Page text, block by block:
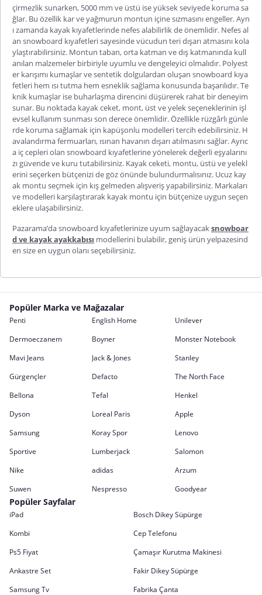
çirmezlik sunarken, 5000 mm ve üstü ise yüksek seviyede koruma sa
ğlar. Bu özellik kar ve yağmurun montun içine sızmasını engeller. Ayn
ı zamanda kayak kıyafetlerinde nefes alabilirlik de önemlidir. Nefes al
an snowboard kıyafetleri sayesinde vücudun teri dışarı atmasını kola
ylaştırabilirsiniz. Montun taban, orta katman ve dış katmanında kull
anılan malzemeler birbiriyle uyumlu ve dengeleyici olmalıdır. Polyest
er karışımı kumaşlar ve sentetik dolgulardan oluşan snowboard kıya
fetleri hem ısı tutma hem esneklik sağlama konusunda başarılıdır. Te
knik kumaşlar ise buharlaşma direncini düşürerek rahat bir deneyim
sunar. Bu noktada kayak ceket, mont, üst ve yelek seçeneklerinin işl
evsel kullanım sunması son derece önemlidir. Özellikle rüzgârlı günle
rde koruma sağlamak için kapüşonlu modelleri tercih edebilirsiniz. H
avalandırma fermuarları, ısınan havanın dışarı atılmasını sağlar. Ayrıc
a iç cepleri olan snowboard kıyafetlerine yönelerek değerli eşyalarını
zı güvende ve kuru tutabilirsiniz. Kayak ceketi, montu, üstü ve yelekl
erini seçerken bütçenizi de göz önünde bulundurmalısınız. Ucuz kay
ak montu seçmek için kış gelmeden alışveriş yapabilirsiniz. Markaları
ve modelleri karşılaştırarak kayak montu için bütçenize uygun seçen
eklere ulaşabilirsiniz.
Pazarama’da snowboard kıyafetlerinize uyum sağlayacaksnowboar
d ve kayak ayakkabısı modellerini bulabilir, geniş ürün yelpazesind
en size en uygun olanı seçebilirsiniz.
Popüler Marka ve Mağazalar
Penti English Home
Unilever
Dermoeczanem
Boyner
Monster Notebook
Mavi Jeans
Jack & Jones
Stanley
Gürgençler
Defacto
The North Face
Bellona
Tefal
Henkel
Dyson
Loreal Paris
Apple
Samsung
Koray Spor
Lenovo
Sportive
Lumberjack
Salomon
Nike
adidas
Arzum
Suwen
Nespresso Goodyear
Popüler Sayfalar
iPad
Bosch Dikey Süpürge
Kombi
Cep Telefonu
Ps5 Fiyat
Çamaşır Kurutma Makinesi
Ankastre Set
Fakir Dikey Süpürge
Samsung Tv
Fabrika Çanta